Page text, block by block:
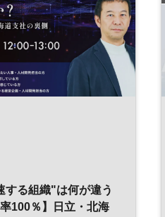
する組織"は何が違う
100％】日立・北海